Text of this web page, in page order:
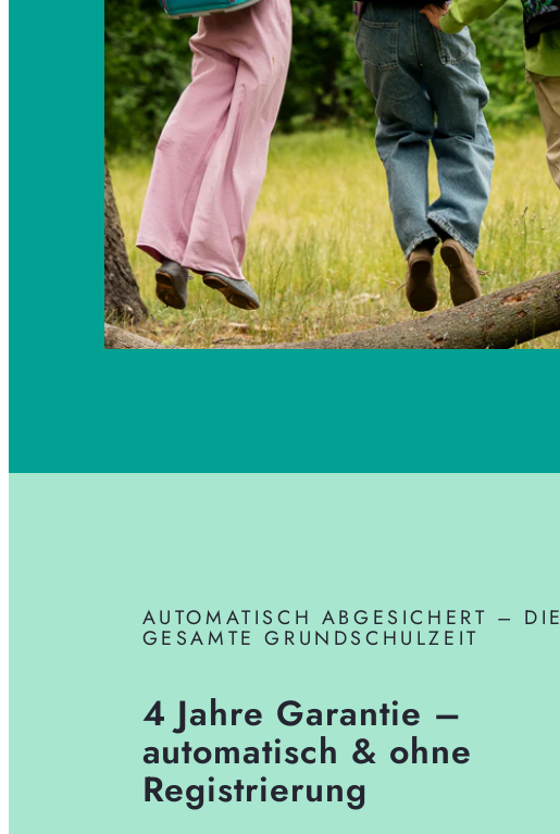
AUTOMATISCH ABGESICHERT – DIE
GESAMTE GRUNDSCHULZEIT
4 Jahre Garantie –
automatisch & ohne
Registrierung